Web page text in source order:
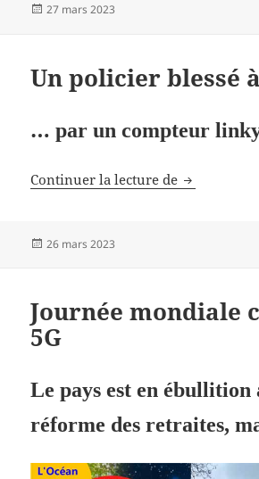
Publié
27 mars 2023
Un policier blessé
…par un compteur
Continuer la lecture de Un policier
Publié
26 mars 2023
Journée mondiale
5G
Le pays est en ébullition
réforme des retraites,